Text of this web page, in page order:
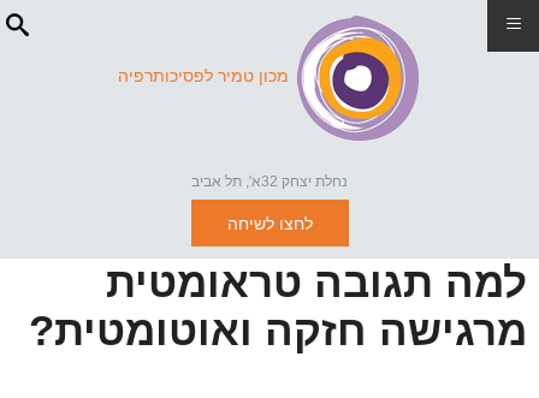
מכון טמיר לפסיכותרפיה
נחלת יצחק 32א', תל אביב
לחצו לשיחה
למה תגובה טראומטית
מרגישה חזקה ואוטומטית?
≡